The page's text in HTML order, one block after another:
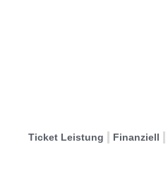
Ticket Leistung Finanziell